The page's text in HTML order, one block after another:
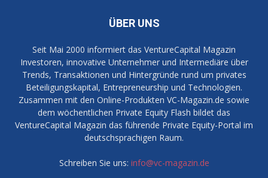
ÜBER UNS
Seit Mai 2000 informiert das VentureCapital Magazin
Investoren, innovative Unternehmer und Intermediäre über
Trends, Transaktionen und Hintergründe rund um privates
Beteiligungskapital, Entrepreneurship und Technologien.
Zusammen mit den Online-Produkten VC-Magazin.de sowie
dem wöchentlichen Private Equity Flash bildet das
VentureCapital Magazin das führende Private Equity-Portal im
deutschsprachigen Raum.
Schreiben Sie uns: info@vc-magazin.de